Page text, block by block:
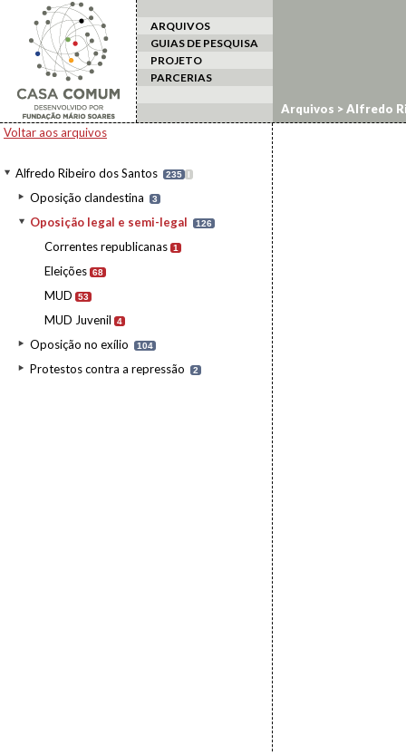
ARQUIVOS
GUIAS DE PESQUISA
PROJETO
PARCERIAS
Voltar aos arquivos
Alfredo Ribeiro dos Santos 235 I
Oposição clandestina 3
Oposição legal e semi-legal 126
Correntes republicanas 1
Eleições 68
MUD 53
MUD Juvenil 4
Oposição no exílio 104
Protestos contra a repressão 2
Arquivos >Alfredo